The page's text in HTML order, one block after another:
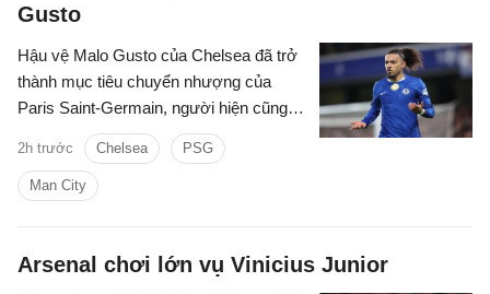
Gusto
Hậu vệ Malo Gusto của Chelsea đã trở
thành mục tiêu chuyển nhượng của
Paris Saint-Germain, người hiện cũng
được Man City quan tâm.
2h trước Chelsea PSG
Man City
Arsenal chơi lớn vụ Vinicius Junior